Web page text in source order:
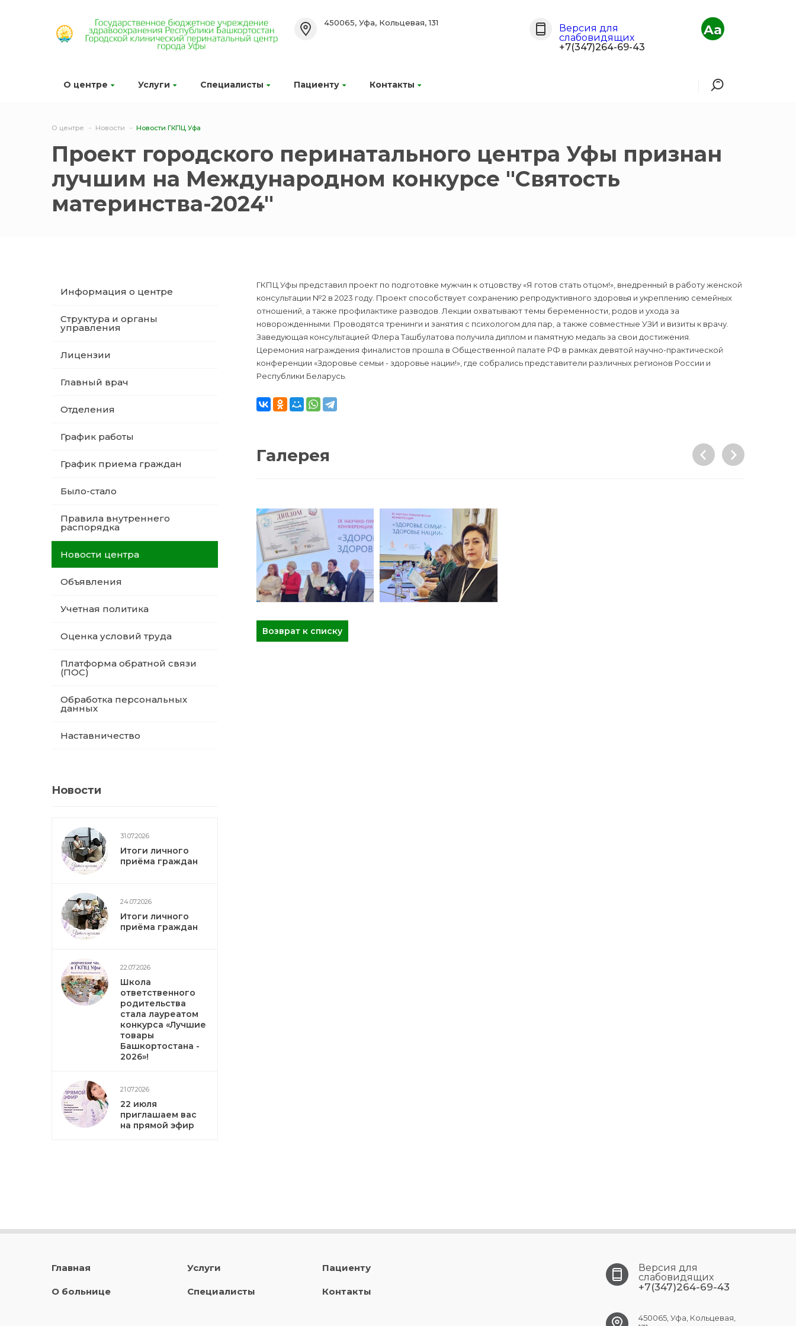
О центре Услуги Специалисты Пациенту Контакты
450065, Уфа, Кольцевая, 131
Версия для
слабовидящих
+7(347)264-69-43
Aa
О центре Новости Новости ГКПЦ Уфа
Проект городского перинатального центра Уфы признан
лучшим на Международном конкурсе "Святость
материнства-2024"
Информация о центре
Структура и органы
управления
Лицензии
Главный врач
Отделения
График работы
График приема граждан
Было-стало
Правила внутреннего
распорядка
Новости центра
Объявления
Учетная политика
Оценка условий труда
Платформа обратной связи
(ПОС)
Обработка персональных
данных
Наставничество
Новости
31.07.2026
Итоги личного
приёма граждан
24.07.2026
Итоги личного
приёма граждан
22.07.2026
Школа
ответственного
родительства
стала лауреатом
конкурса «Лучшие
товары
Башкортостана -
2026»!
21.07.2026
22 июля
приглашаем вас
на прямой эфир
ГКПЦ Уфы представил проект по подготовке мужчин к отцовству «Я готов стать отцом!», внедренный в работу женской
консультации №2 в 2023 году. Проект способствует сохранению репродуктивного здоровья и укреплению семейных
отношений, а также профилактике разводов. Лекции охватывают темы беременности, родов и ухода за
новорожденными. Проводятся тренинги и занятия с психологом для пар, а также совместные УЗИ и визиты к врачу.
Заведующая консультацией Флера Ташбулатова получила диплом и памятную медаль за свои достижения.
Церемония награждения финалистов прошла в Общественной палате РФ в рамках девятой научно-практической
конференции «Здоровье семьи - здоровье нации!», где собрались представители различных регионов России и
Республики Беларусь.
Галерея
Возврат к списку
Главная
О больнице
Услуги
Специалисты
Пациенту
Контакты
Версия для
слабовидящих
+7(347)264-69-43
450065, Уфа, Кольцевая,